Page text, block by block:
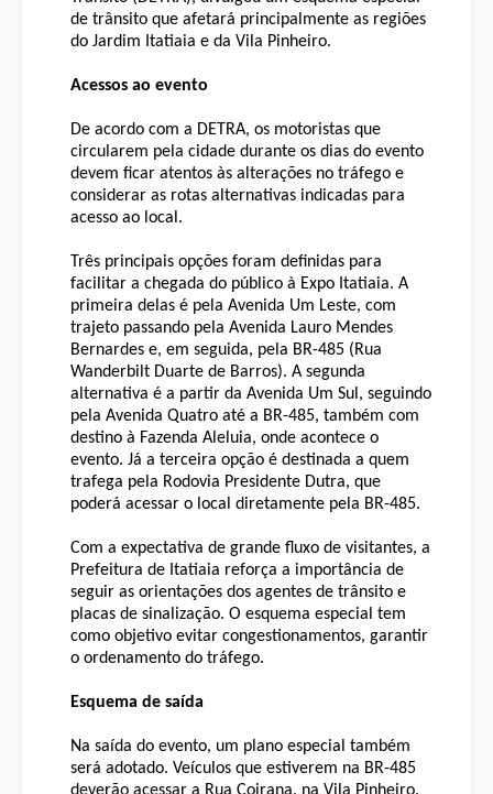
de trânsito que afetará principalmente as regiões
do Jardim Itatiaia e da Vila Pinheiro.
Acessos ao evento
De acordo com a DETRA, os motoristas que
circularem pela cidade durante os dias do evento
devem ficar atentos às alterações no tráfego e
considerar as rotas alternativas indicadas para
acesso ao local.
Três principais opções foram definidas para
facilitar a chegada do público à Expo Itatiaia. A
primeira delas é pela Avenida Um Leste, com
trajeto passando pela Avenida Lauro Mendes
Bernardes e, em seguida, pela BR-485 (Rua
Wanderbilt Duarte de Barros). A segunda
alternativa é a partir da Avenida Um Sul, seguindo
pela Avenida Quatro até a BR-485, também com
destino à Fazenda Aleluia, onde acontece o
evento. Já a terceira opção é destinada a quem
trafega pela Rodovia Presidente Dutra, que
poderá acessar o local diretamente pela BR-485.
Com a expectativa de grande fluxo de visitantes, a
Prefeitura de Itatiaia reforça a importância de
seguir as orientações dos agentes de trânsito e
placas de sinalização. O esquema especial tem
como objetivo evitar congestionamentos, garantir
o ordenamento do tráfego.
Esquema de saída
Na saída do evento, um plano especial também
será adotado. Veículos que estiverem na BR-485